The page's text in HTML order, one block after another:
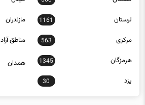
لرستان 1161 مازندران
مرکزی 563 مناطق آزاد
هرمزگان 1345 همدان
یزد 30